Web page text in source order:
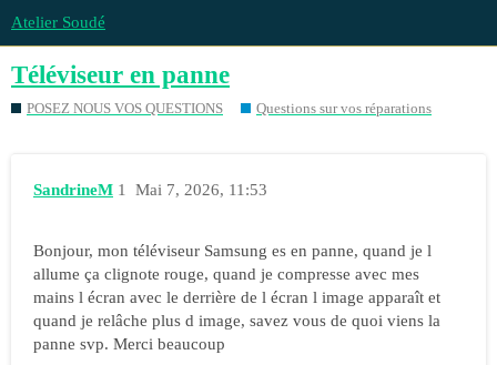
Atelier Soudé
Téléviseur en panne
POSEZ NOUS VOS QUESTIONS Questions sur vos réparations
SandrineM Mai 7, 2026, 11:53
1
Bonjour, mon téléviseur Samsung es en panne, quand je l
allume ça clignote rouge, quand je compresse avec mes
mains l écran avec le derrière de l écran l image apparaît et
quand je relâche plus d image, savez vous de quoi viens la
panne svp. Merci beaucoup